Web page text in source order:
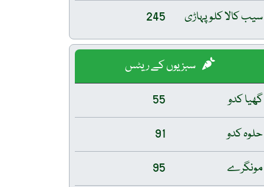
سیب کالا کلو پہاڑی
245
سبزیوں کے ریٹس
گھیا کدو
55
حلوہ کدو
91
مونگرے
95